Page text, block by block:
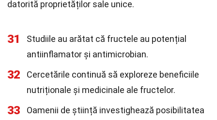
datorită proprietăților sale unice.
31
Studiile au arătat că fructele au potențial
antiinflamator și antimicrobian.
32
Cercetările continuă să exploreze beneficiile
nutriționale și medicinale ale fructelor.
33
Oamenii de știință investighează posibilitatea